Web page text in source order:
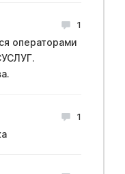
1
операторами
1